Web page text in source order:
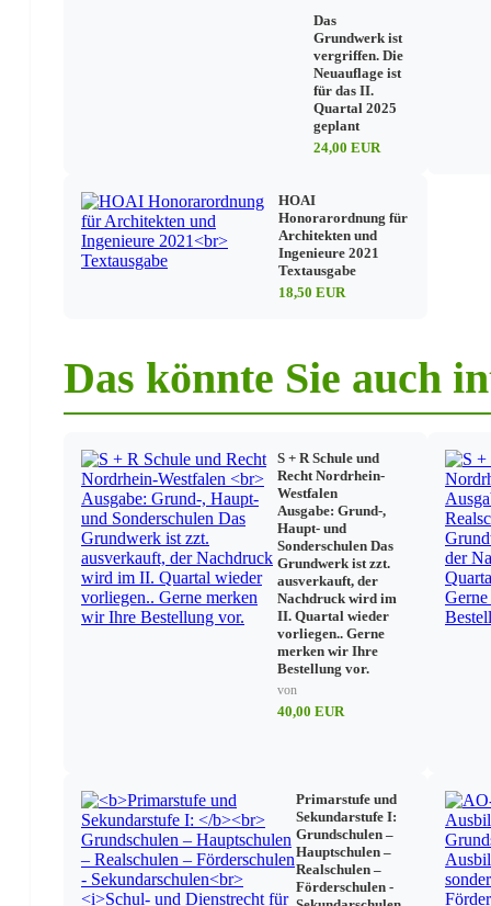
Beurlaubung/Dienstbefreiung/Krankmeldung
Entlastungsstunden
Fürsorge
Allgemeine Schulverwaltung
Haushalt
Unterrichtsplanung
Wochenpläne
Schulwanderungen und Schulfahrten
Datenschutz
Schadensfälle in Schulen
Gymnasium
Erprobungsstufe
Gymnasiale Oberstufe – Abiturprüfung
Zeugnisse – Sek I
Das
Grundwerk ist
vergriffen. Die
Neuauflage ist
für das II.
Quartal 2025
geplant
24,00 EUR
HOAI
Honorarordnung für
Architekten und
Ingenieure 2021
Textausgabe
18,50 EUR
Das könnte Sie auch
S + R Schule und
Recht Nordrhein-
Westfalen
Ausgabe: Grund-,
Haupt- und
Sonderschulen Das
Grundwerk ist zzt.
ausverkauft, der
Nachdruck wird im
II. Quartal wieder
vorliegen.. Gerne
merken wir Ihre
Bestellung vor.
von
40,00 EUR
Primarstufe und
Sekundarstufe I:
Grundschulen –
Hauptschulen –
Realschulen –
Förderschulen -